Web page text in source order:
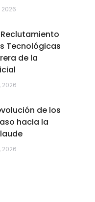
Tecnológicas
de la
de los
hacia la